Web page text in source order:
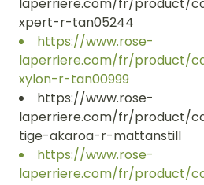
xpert-r-tan05244
https://www.rose-
laperriere.com/fr/product/
xylon-r-tan00999
https://www.rose-
laperriere.com/fr/product/
tige-akaroa-r-mattanstill
https://www.rose-
laperriere.com/fr/product/